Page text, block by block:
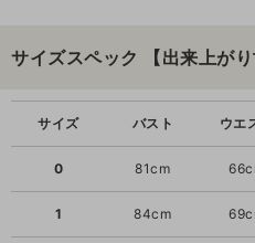
サイズスペック 【出来上がり
サイズ
0
1
バスト
81cm
84cm
ウエ